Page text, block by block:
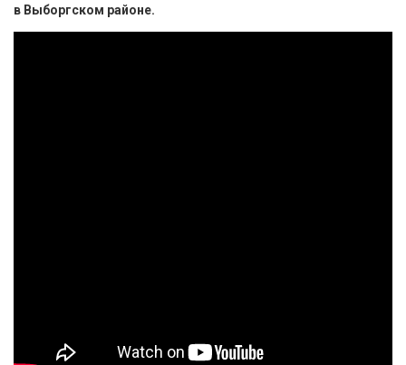
в Выборгском районе.